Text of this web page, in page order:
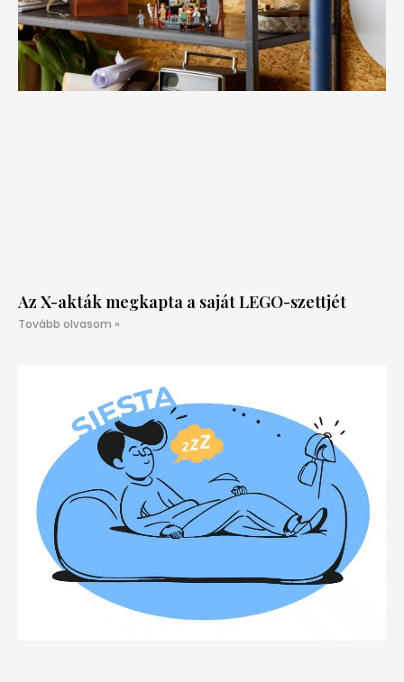
Az X-akták megkapta a saját LEGO-szettjét
Tovább olvasom »